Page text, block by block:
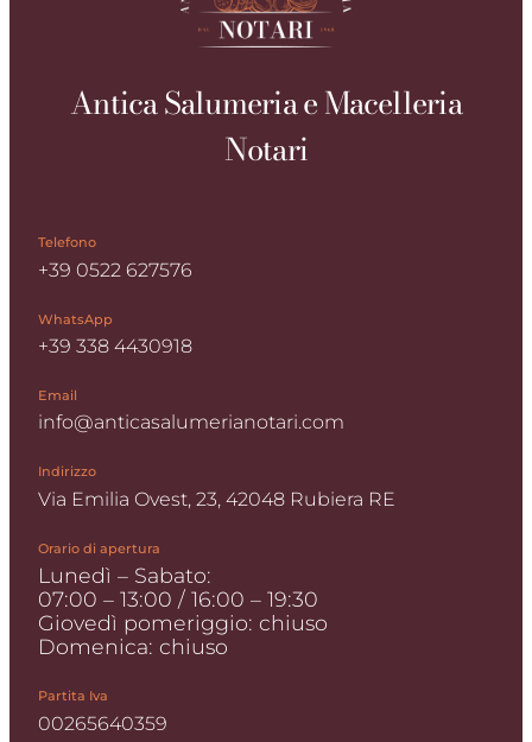
Antica Salumeria e Macelleria
Notari
Telefono
+39 0522 627576
WhatsApp
+39 338 4430918
Email
info@anticasalumerianotari.com
Indirizzo
Via Emilia Ovest, 23, 42048 Rubiera RE
Orario di apertura
Lunedì – Sabato:
07:00 – 13:00 / 16:00 – 19:30
Giovedì pomeriggio: chiuso
Domenica: chiuso
Partita Iva
00265640359